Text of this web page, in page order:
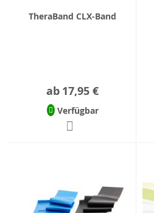
TheraBand CLX-Band
ab 17,95 €
Verfügbar